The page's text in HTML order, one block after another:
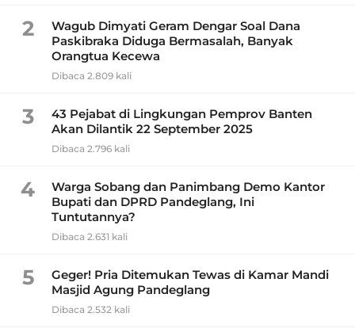
2
Wagub Dimyati Geram Dengar Soal Dana
Paskibraka Diduga Bermasalah, Banyak
Orangtua Kecewa
Dibaca 2.809 kali
3
43 Pejabat di Lingkungan Pemprov Banten
Akan Dilantik 22 September 2025
Dibaca 2.796 kali
4
Warga Sobang dan Panimbang Demo Kantor
Bupati dan DPRD Pandeglang, Ini
Tuntutannya?
Dibaca 2.631 kali
5
Geger! Pria Ditemukan Tewas di Kamar Mandi
Masjid Agung Pandeglang
Dibaca 2.532 kali